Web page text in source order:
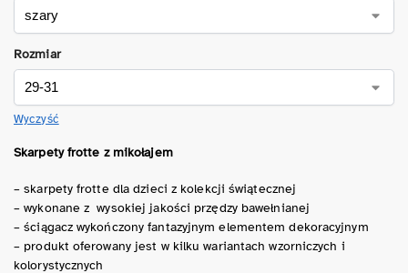
Rozmiar
Wyczyść
Skarpety frotte z mikołajem
– skarpety frotte dla dzieci z kolekcji świątecznej
– wykonane z wysokiej jakości przędzy bawełnianej
– ściągacz wykończony fantazyjnym elementem dekoracyjnym
– produkt oferowany jest w kilku wariantach wzorniczych i
kolorystycznych